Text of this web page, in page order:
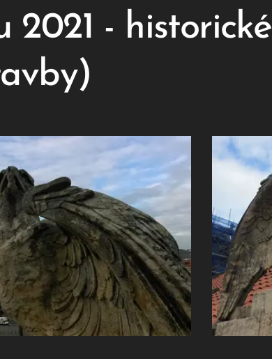
2021 - historické